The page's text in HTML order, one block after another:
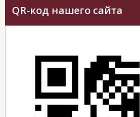
QR-код нашего сайта